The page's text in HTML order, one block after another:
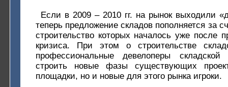
Если в 2009 – 2010 гг. на рынок выходили
теперь предложение складов пополняется за
строительство которых началось уже после
кризиса. При этом о строительстве
профессиональные девелоперы складской
строить новые фазы существующих
площадки, но и новые для этого рынка игроки.